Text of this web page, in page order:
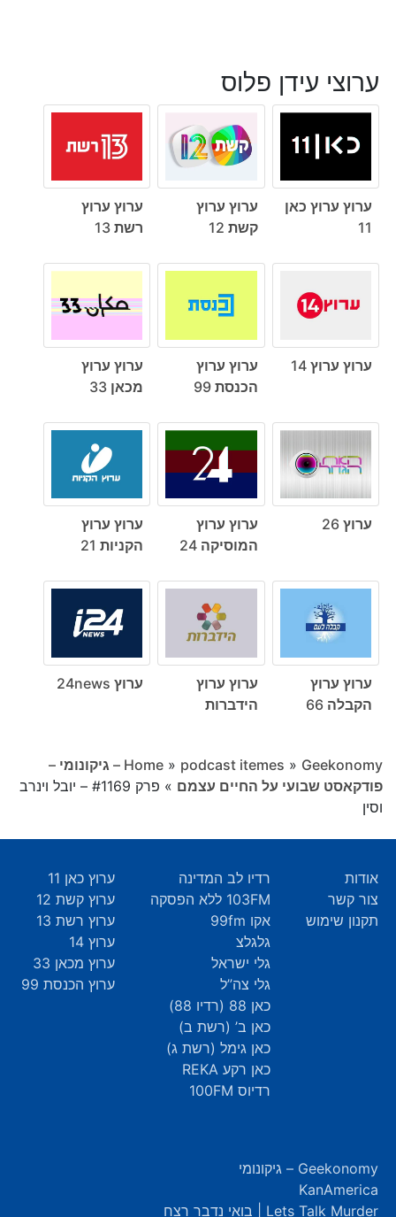
ערוצי עידן פלוס
ערוץ ערוץ כאן
11
ערוץ ערוץ
קשת 12
ערוץ ערוץ
רשת 13
ערוץ ערוץ 14
ערוץ ערוץ
הכנסת 99
ערוץ ערוץ
מכאן 33
ערוץ 26
ערוץ ערוץ
המוסיקה 24
ערוץ ערוץ
הקניות 21
ערוץ ערוץ
הקבלה 66
ערוץ ערוץ
הידברות
ערוץ 24news
Home » podcast itemes »
Geekonomy – גיקונומי –
פודקאסט שבועי על החיים עצמם »
פרק #1169 – יובל וינרב
וסין
אודות
צור קשר
תקנון שימוש
רדיו לב המדינה
103FM ללא הפסקה
אקו 99fm
גלגלצ
גלי ישראל
גלי צה”ל
כאן 88 (רדיו 88)
כאן ב’ (רשת ב)
כאן גימל (רשת ג)
כאן רקע REKA
רדיוס 100FM
ערוץ כאן 11
ערוץ קשת 12
ערוץ רשת 13
ערוץ 14
ערוץ מכאן 33
ערוץ הכנסת 99
Geekonomy – גיקונומי
KanAmerica
Lets Talk Murder | בואי נדבר רצח